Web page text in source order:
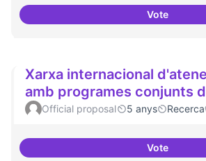
VoteErasmus
Xarxa internacional
amb programes conjunts
Official proposal 5 anys Recerca
VoteXarxa